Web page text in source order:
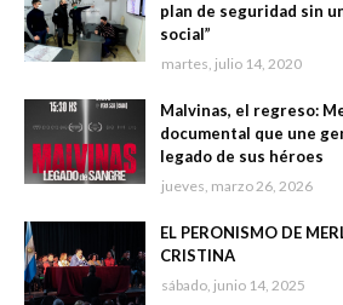
plan de seguridad sin
social”
martes, julio 14, 2020
Malvinas, el regreso:
documental que une
legado de sus héroes
jueves, marzo 26, 2026
EL PERONISMO DE
CRISTINA
sábado, junio 14, 2025